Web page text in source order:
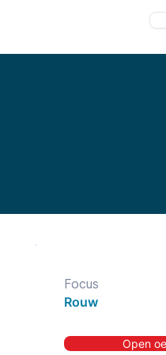
Focus
Rouw
Open